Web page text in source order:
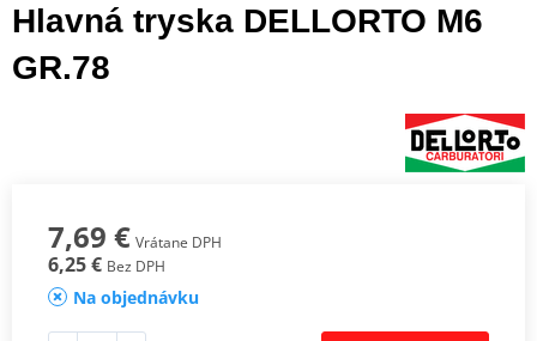
Hlavná tryska DELLORTO M6
GR.78
7,69 € Vrátane DPH
6,25 € Bez DPH
Na objednávku